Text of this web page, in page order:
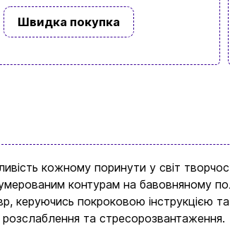
Швидка покупка
кожному поринути у світ
контурам на бавовняному
керуючись покроковою інструкцією
та стресорозвантаження.